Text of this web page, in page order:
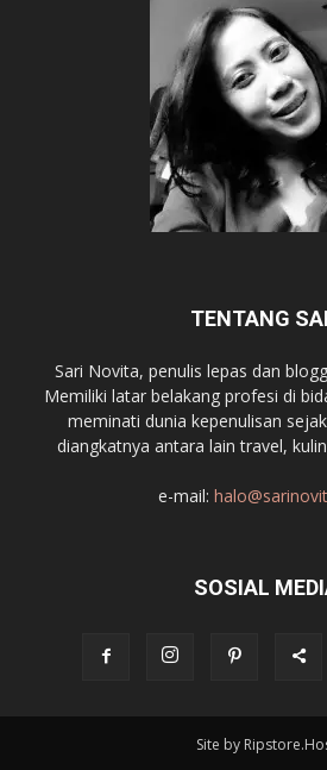
TENTANG
Sari Novita, penulis lepas dan
Memiliki latar belakang profesi di
meminati dunia kepenulisan
diangkatnya antara lain travel,
e-mail:
SOSIAL
Site by